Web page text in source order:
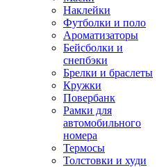
Наклейки
Футболки и поло
Ароматизаторы
Бейсболки и
снепбэки
Брелки и браслеты
Кружки
Повербанк
Рамки для
автомобильного
номера
Термосы
Толстовки и худи